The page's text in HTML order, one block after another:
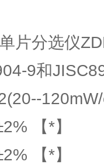
片分选仪
9和
【*】
【*】